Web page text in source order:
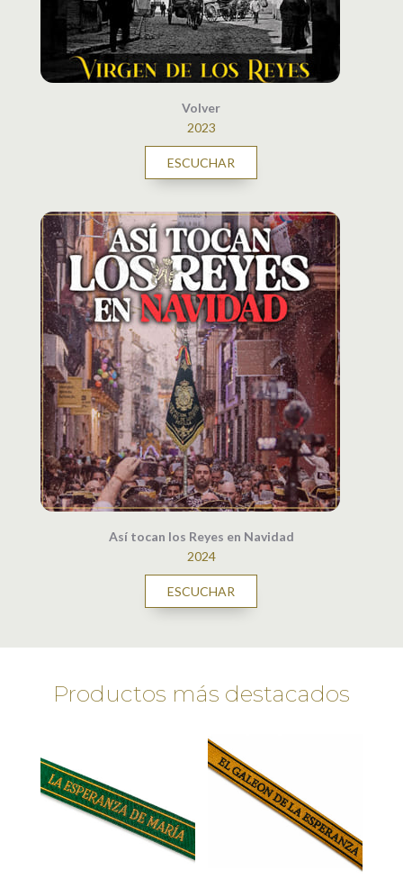
Volver
2023
ESCUCHAR
Así tocan los Reyes en Navidad
2024
ESCUCHAR
Productos más destacados